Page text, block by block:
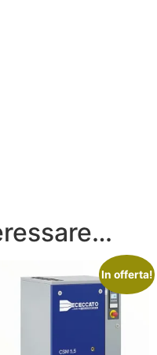
In offerta!